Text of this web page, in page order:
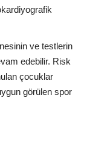
ve testlerin
edebilir. Risk
çocuklar
görülen spor